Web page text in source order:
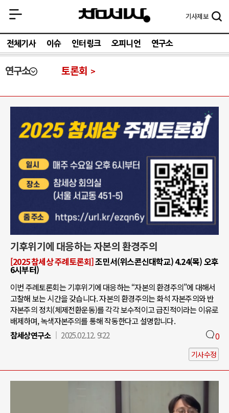
기사제보
전체기사 이슈 인터링크 오피니언 연구소
연구소 토론회
기후위기에 대응하는 자본의 환경주의
[2025 참세상 주례토론회]조민서(위스콘신대학교) 4.24(목) 오후
6시부터)
이번 주례토론회는 기후위기에 대응하는 “자본의 환경주의”에 대해서
고찰해 보는 시간을 갖습니다. 자본의 환경주의는 화석 자본주의와 반
자본주의 정치(체제전환운동)를 각각 보수적이고 급진적이라는 이유로
배제하며, 녹색자본주의를 통해 작동한다고 설명합니다.
참세상연구소
2025.02.12. 9:22 0
기사수정